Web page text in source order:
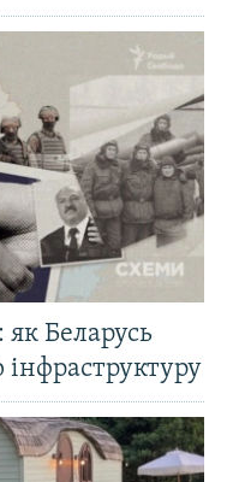
Беларусь
інфраструктуру